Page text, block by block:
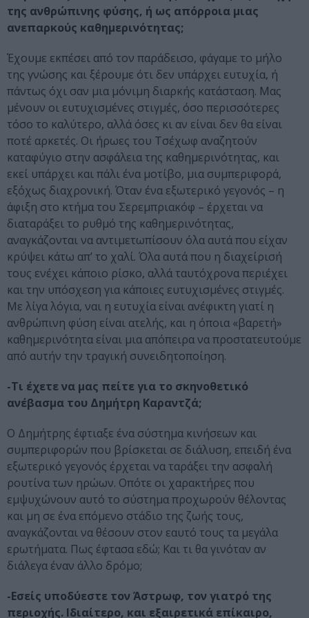
της ανθρώπινης φύσης, ή ως απόρροια μιας
ανεπαρκούς καθημερινότητας;
Έχουμε εκπέσει από τον παράδεισο, φάγαμε το μήλο
της γνώσης και ξέρουμε ότι δεν υπάρχει ευτυχία, ή
πάντως όχι σαν μια μόνιμη διαρκής κατάσταση. Μας
μένουν οι ευτυχισμένες στιγμές, όσο περισσότερες
τόσο το καλύτερο, αλλά όσες κι αν είναι δεν θα είναι
ποτέ αρκετές. Οι ήρωες του Τσέχωφ αναζητούν
καταφύγιο στην ασφάλεια της καθημερινότητας, και
εκεί υπάρχει και πάλι ένα μοτίβο, μια συμπεριφορά,
εξόχως διαχρονική. Όταν ένα εξωτερικό γεγονός – η
άφιξη στο κτήμα του Σερεμπριακόφ – έρχεται να
διαταράξει το ρυθμό της καθημερινότητας,
αναγκάζονται να αντιμετωπίσουν όλα αυτά που είχαν
κρύψει κάτω απ’ το χαλί. Όλα αυτά που η διαχείρισή
τους ενέχει κάποιο ρίσκο, αλλά ταυτόχρονα περιέχει
και την υπόσχεση για κάποιες ευτυχισμένες στιγμές.
Με λίγα λόγια, ναι η ευτυχία είναι ανέφικτη γιατί η
ανθρώπινη φύση είναι ατελής, και η όποια «βαρετή»
καθημερινότητα είναι μια απόπειρα να προστατευτούμε
από αυτήν την τραγική συνειδητοποίηση.
-Τι έχετε να μας πείτε για το σκηνοθετικό
ανέβασμα του Δημήτρη Καραντζά;
Ο Δημήτρης έφτιαξε ένα σύστημα κινήσεων και
συμπεριφορών που βρίσκεται σε διάλυση, επειδή ένα
εξωτερικό γεγονός έρχεται να ταράξει την ασφαλή
ρουτίνα των ηρώων. Οπότε οι χαρακτήρες που
εμψυχώνουν αυτό το σύστημα προχωρούν θέλοντας
και μη σε ένα επόμενο στάδιο της ζωής τους,
αναγκάζονται να θέσουν στον εαυτό τους τα μεγάλα
ερωτήματα. Πως έφτασα εδώ; Και τι θα γινόταν αν
διάλεγα έναν άλλο δρόμο;
-Εσείς υποδύεστε τον Άστρωφ, τον γιατρό της
περιοχής. Ιδιαίτερο, και εξαιρετικά επίκαιρο,